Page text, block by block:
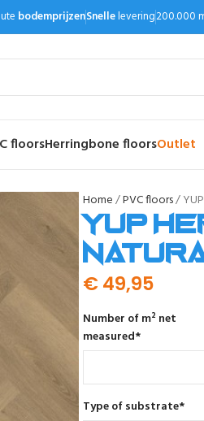
bodemprijzenSnellelevering200.000
floorsHerringbone floorsOutlet
Home PVC floors
YUP
€49,95
Number of m² net
measured*
Type of substrate*